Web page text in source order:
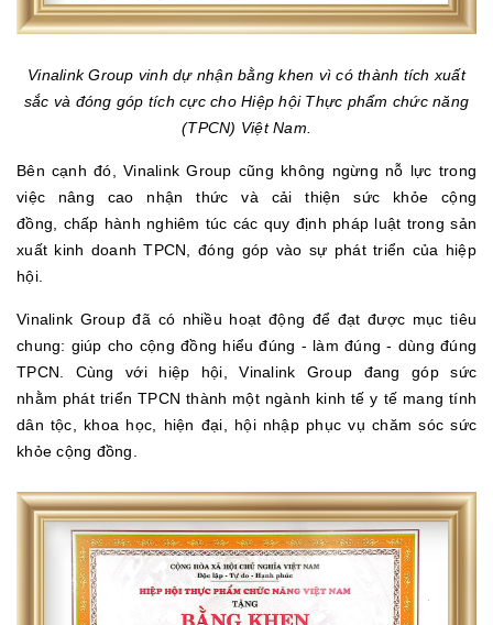
Vinalink Group vinh dự nhận bằng khen vì có thành tích xuất
sắc và đóng góp tích cực cho Hiệp hội Thực phẩm chức năng
(TPCN) Việt Nam.
Bên cạnh đó, Vinalink Group cũng không ngừng nỗ lực trong
việc nâng cao nhận thức và cải thiện sức khỏe cộng
đồng, chấp hành nghiêm túc các quy định pháp luật trong sản
xuất kinh doanh TPCN, đóng góp vào sự phát triển của hiệp
hội.
Vinalink Group đã có nhiều hoạt động để đạt được mục tiêu
chung: giúp cho cộng đồng hiểu đúng - làm đúng - dùng đúng
TPCN. Cùng với hiệp hội, Vinalink Group đang góp sức
nhằm phát triển TPCN thành một ngành kinh tế y tế mang tính
dân tộc, khoa học, hiện đại, hội nhập phục vụ chăm sóc sức
khỏe cộng đồng.